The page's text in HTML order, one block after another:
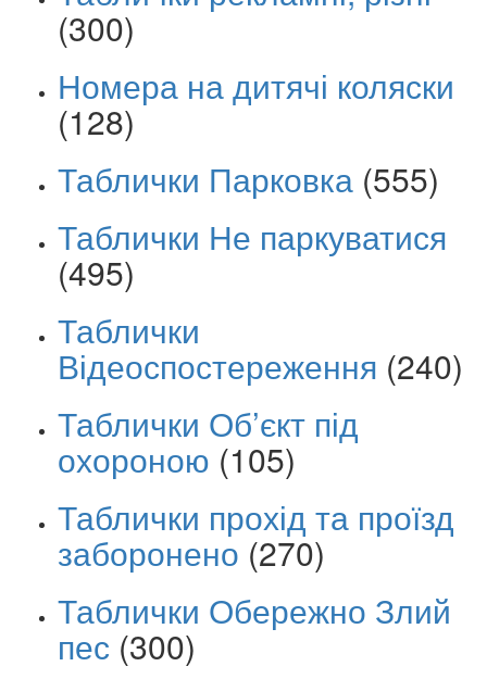
(300)
Номера на дитячі коляски
(128)
Таблички Парковка (555)
Таблички Не паркуватися
(495)
Таблички
Відеоспостереження (240)
Таблички Об’єкт під
охороною (105)
Таблички прохід та проїзд
заборонено (270)
Таблички Обережно Злий
пес (300)